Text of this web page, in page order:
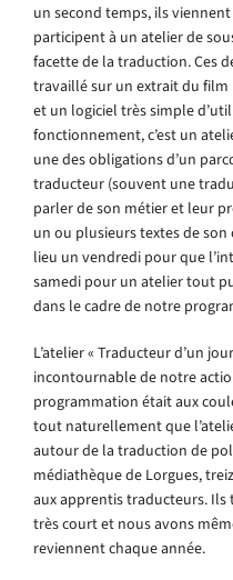
un second temps, ils
participent à un atelier de
facette de la traduction. Ces
travaillé sur un extrait du film
et un logiciel très simple
fonctionnement, c’est un
une des obligations d’un
traducteur (souvent une
parler de son métier et leur
un ou plusieurs textes de son
lieu un vendredi pour que
samedi pour un atelier tout
dans le cadre de notre
L’atelier « Traducteur d’un
incontournable de notre
programmation était aux
tout naturellement que
autour de la traduction de
médiathèque de Lorgues,
aux apprentis traducteurs.
très court et nous avons
reviennent chaque année.